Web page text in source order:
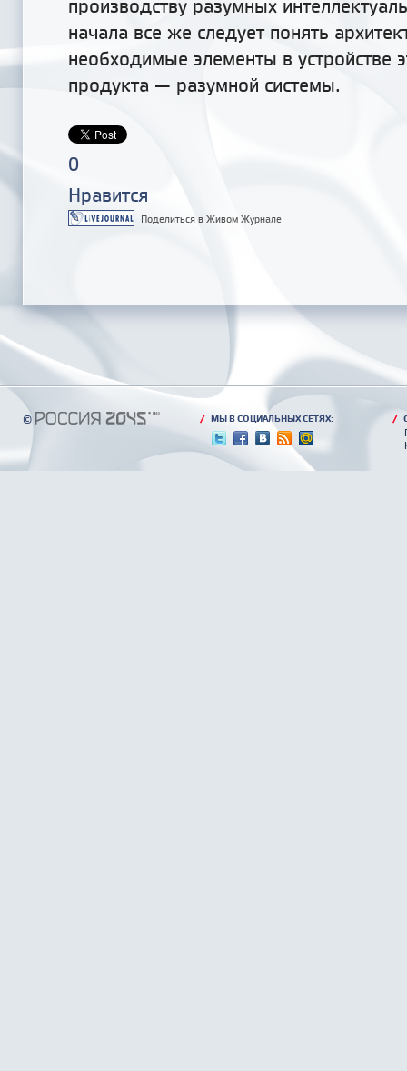
производству разумных
начала все же следует понять
необходимые элементы в устройстве
продукта — разумной системы.
0
Нравится
Поделиться в Живом Журнале
© / МЫ В СОЦИАЛЬНЫХ СЕТЯХ: /